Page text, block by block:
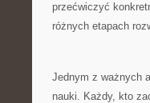
przećwiczyć
różnych etapach
Jednym z ważnych
nauki. Każdy, kto